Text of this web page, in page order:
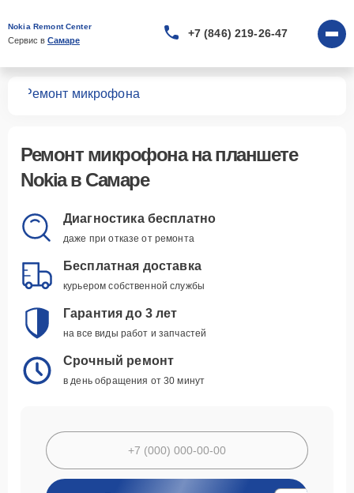
Nokia Remont Center
Сервис в Самаре
+7 (846) 219-26-47
Ремонт микрофона
Ремонт микрофонана планшете
Nokia в Самаре
Диагностика бесплатно
даже при отказе от ремонта
Бесплатная доставка
курьером собственной службы
Гарантия до 3 лет
на все виды работ и запчастей
Срочный ремонт
в день обращения от 30 минут